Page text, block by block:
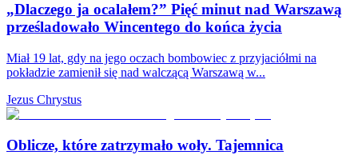
„Dlaczego ja ocalałem?” Pięć minut nad Warszawą
prześladowało Wincentego do końca życia
Miał 19 lat, gdy na jego oczach bombowiec z przyjaciółmi na
pokładzie zamienił się nad walczącą Warszawą w...
Jezus Chrystus
Oblicze, które zatrzymało woły. Tajemnica